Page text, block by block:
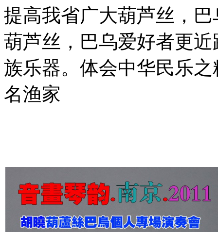
提高我省广大葫芦丝，
葫芦丝，巴乌爱好者更
族乐器。体会中华民乐
名渔家